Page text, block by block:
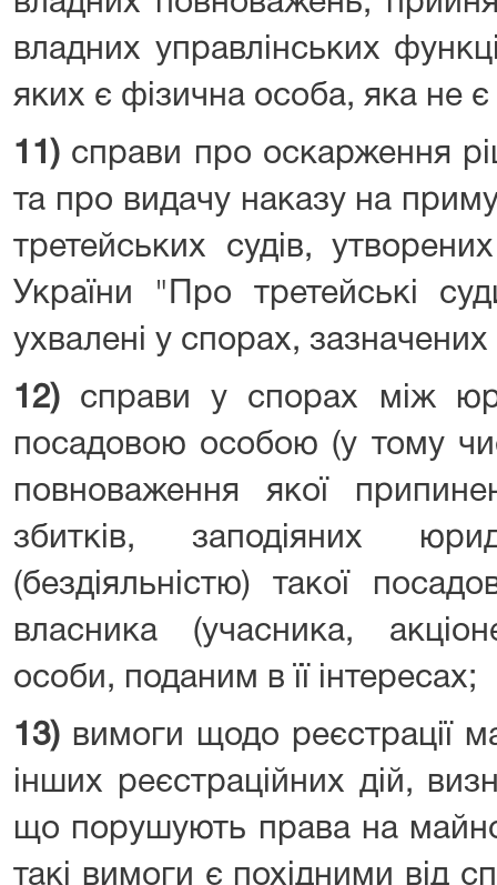
владних управлінських
яких є фізична особа, яка не
11) справи про оскарження
та про видачу наказу на
третейських судів,
України "Про третейські
ухвалені у спорах, зазначених
12) справи у спорах між
посадовою особою (у тому
повноваження якої
збитків, заподіяних
(бездіяльністю) такої
власника (учасника,
особи, поданим в її інтересах;
13) вимоги щодо реєстрації
інших реєстраційних дій,
що порушують права на
такі вимоги є похідними від